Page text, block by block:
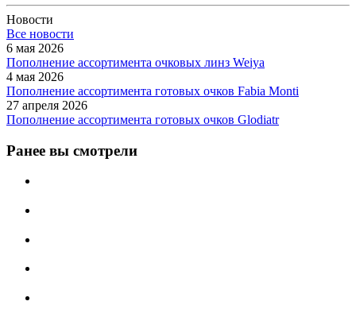
Новости
Все новости
6 мая 2026
Пополнение ассортимента очковых линз Weiya
4 мая 2026
Пополнение ассортимента готовых очков Fabia Monti
27 апреля 2026
Пополнение ассортимента готовых очков Glodiatr
Ранее вы смотрели